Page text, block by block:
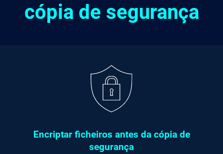
cópia de segurança
Encriptar ficheiros antes da cópia de
segurança